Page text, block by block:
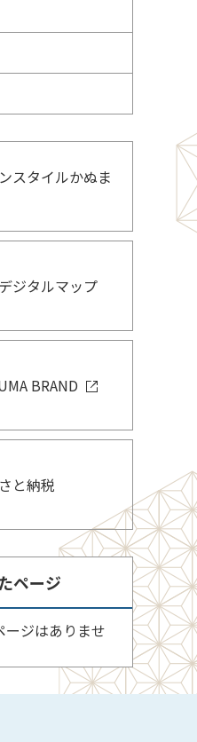
スタイルかぬま
ジタルマップ
BRAND
と納税
ページ
ジはありませ